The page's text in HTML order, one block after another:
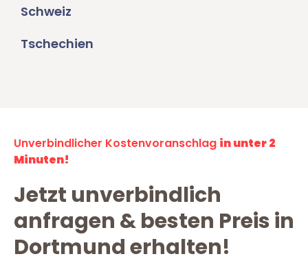
Schweiz
Tschechien
Unverbindlicher Kostenvoranschlag in unter 2
Minuten!
Jetzt unverbindlich
anfragen & besten Preis in
Dortmund erhalten!